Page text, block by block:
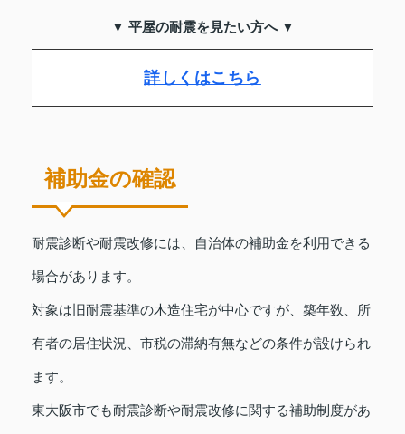
▼ 平屋の耐震を見たい方へ ▼
詳しくはこちら
補助金の確認
耐震診断や耐震改修には、自治体の補助金を利用できる
場合があります。
対象は旧耐震基準の木造住宅が中心ですが、築年数、所
有者の居住状況、市税の滞納有無などの条件が設けられ
ます。
東大阪市でも耐震診断や耐震改修に関する補助制度があ